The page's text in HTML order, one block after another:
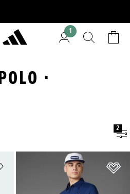
1
·
2
Dodaj do listy życzeń